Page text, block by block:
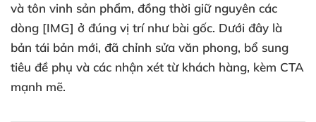
và tôn vinh sản phẩm, đồng thời giữ nguyên các
dòng [IMG] ở đúng vị trí như bài gốc. Dưới đây là
bản tái bản mới, đã chỉnh sửa văn phong, bổ sung
tiêu đề phụ và các nhận xét từ khách hàng, kèm CTA
mạnh mẽ.